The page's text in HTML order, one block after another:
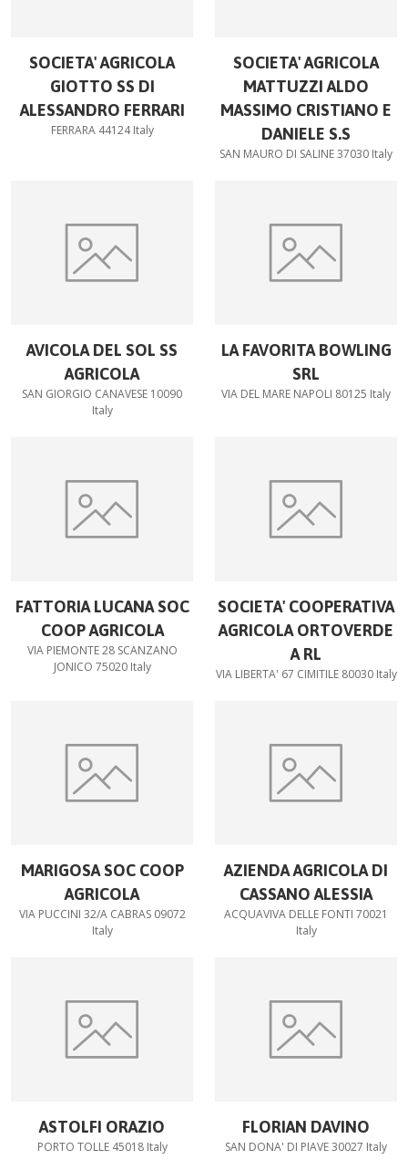
SOCIETA' AGRICOLA
GIOTTO SS DI
ALESSANDRO FERRARI
FERRARA 44124 Italy
SOCIETA' AGRICOLA
MATTUZZI ALDO
MASSIMO CRISTIANO E
DANIELE S.S
SAN MAURO DI SALINE 37030 Italy
AVICOLA DEL SOL SS
AGRICOLA
SAN GIORGIO CANAVESE 10090
Italy
LA FAVORITA BOWLING
SRL
VIA DEL MARE NAPOLI 80125 Italy
FATTORIA LUCANA SOC
COOP AGRICOLA
VIA PIEMONTE 28 SCANZANO
JONICO 75020 Italy
SOCIETA' COOPERATIVA
AGRICOLA ORTOVERDE
A RL
VIA LIBERTA' 67 CIMITILE 80030 Italy
MARIGOSA SOC COOP
AGRICOLA
VIA PUCCINI 32/A CABRAS 09072
Italy
AZIENDA AGRICOLA DI
CASSANO ALESSIA
ACQUAVIVA DELLE FONTI 70021
Italy
ASTOLFI ORAZIO
PORTO TOLLE 45018 Italy
FLORIAN DAVINO
SAN DONA' DI PIAVE 30027 Italy